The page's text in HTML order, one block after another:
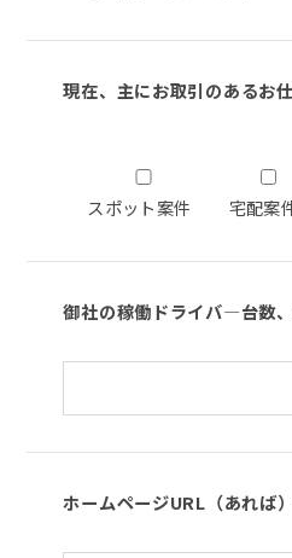
現在、主にお取引のあるお
スポット案件 宅配案
御社の稼働ドライバ―台数
ホームページURL（あれば